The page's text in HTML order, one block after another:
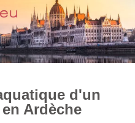
d'un
Ardèche